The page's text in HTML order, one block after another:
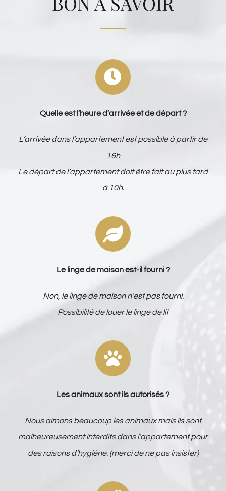
Quelle est l’heure d’arrivée et de départ ?
L’arrivée dans l’appartement est possible à partir de
16h
Le départ de l’appartement doit être fait au plus tard
à 10h.
Le linge de maison est-il fourni ?
Non, le linge de maison n’est pas fourni.
Possibilité de louer le linge de lit
Les animaux sont ils autorisés ?
Nous aimons beaucoup les animaux mais ils sont
malheureusement interdits dans l’appartement pour
des raisons d’hygiène. (merci de ne pas insister)